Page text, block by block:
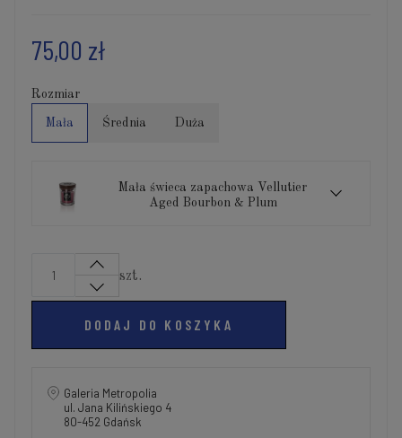
75,00 zł
Rozmiar
Mała Średnia Duża
Mała świeca zapachowa Vellutier
Aged Bourbon & Plum
szt.
DODAJ DO KOSZYKA
Galeria Metropolia
ul. Jana Kilińskiego 4
80-452 Gdańsk